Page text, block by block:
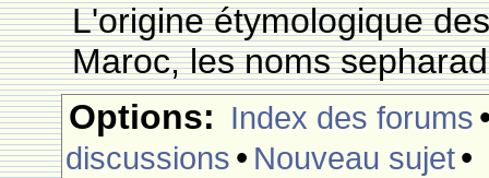
L'origine étymologique
Maroc, les noms
Options: Index des forums
discussions • Nouveau sujet•